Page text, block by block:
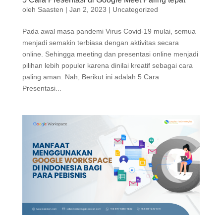
oleh Saasten | Jan 2, 2023 | Uncategorized
Pada awal masa pandemi Virus Covid-19 mulai, semua
menjadi semakin terbiasa dengan aktivitas secara
online. Sehingga meeting dan presentasi online menjadi
pilihan lebih populer karena dinilai kreatif sebagai cara
paling aman. Nah, Berikut ini adalah 5 Cara
Presentasi...